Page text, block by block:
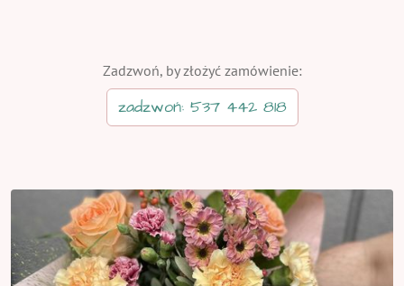
Zadzwoń, by złożyć zamówienie:
zadzwoń: 537 442 818